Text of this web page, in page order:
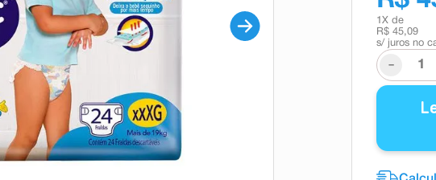
1 X de
R$ 45,09
s/ juros no
-